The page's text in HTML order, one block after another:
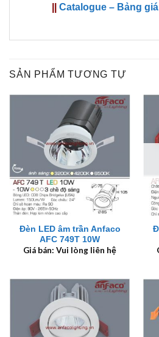
Catalogue – Bảng
SẢN PHẨM TƯƠNG TỰ
Đèn LED âm trần Anfaco
AFC 749T 10W
Giá bán: Vui lòng liên hệ